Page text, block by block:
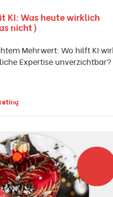
KI: Was heute wirklich
nicht)
Mehrwert: Wo hilft KI
Expertise unverzichtbar?